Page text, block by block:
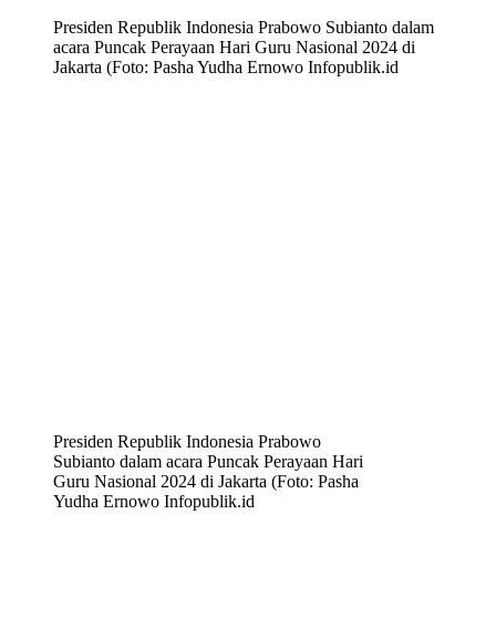
Presiden Republik Indonesia Prabowo Subianto dalam
acara Puncak Perayaan Hari Guru Nasional 2024 di
Jakarta (Foto: Pasha Yudha Ernowo Infopublik.id
Presiden Republik Indonesia Prabowo
Subianto dalam acara Puncak Perayaan Hari
Guru Nasional 2024 di Jakarta (Foto: Pasha
Yudha Ernowo Infopublik.id